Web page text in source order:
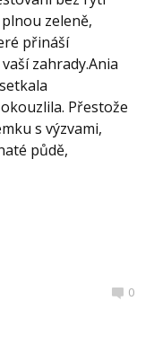
zeleně,
přináší
zahrady.Ania
Přestože
s výzvami,
půdě,
0